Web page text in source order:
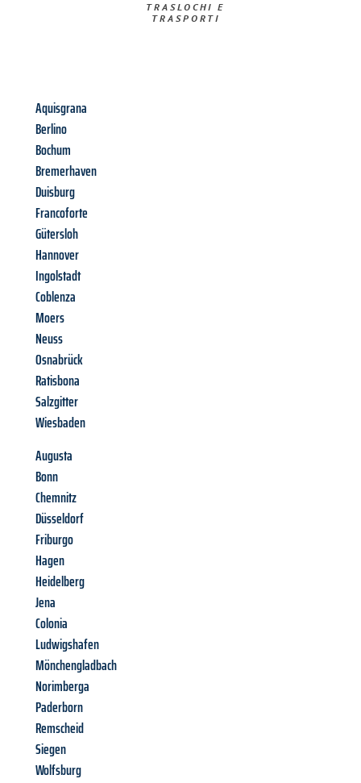
TRASLOCHI E
TRASPORTI​
Aquisgrana
Berlino
Bochum
Bremerhaven
Duisburg
Francoforte
Gütersloh
Hannover
Ingolstadt
Coblenza
Moers
Neuss
Osnabrück
Ratisbona
Salzgitter
Wiesbaden
Augusta
Bonn
Chemnitz
Düsseldorf
Friburgo
Hagen
Heidelberg
Jena
Colonia
Ludwigshafen
Mönchengladbach
Norimberga
Paderborn
Remscheid
Siegen
Wolfsburg